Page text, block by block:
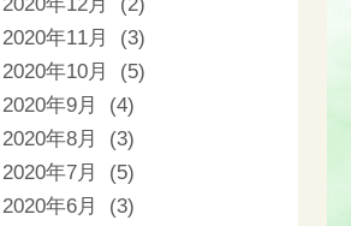
2020年11月 (3)
2020年10月 (5)
2020年9月 (4)
2020年8月 (3)
2020年7月 (5)
2020年6月 (3)